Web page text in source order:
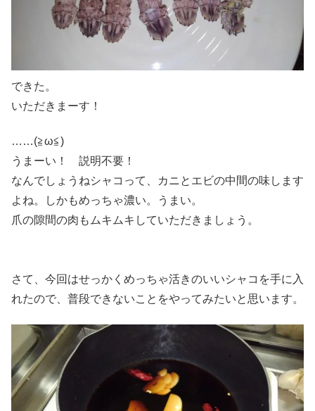
できた。
いただきまーす！
……(≧ω≦)
うまーい！ 説明不要！
なんでしょうねシャコって、カニとエビの中間の味します
よね。しかもめっちゃ濃い。うまい。
爪の隙間の肉もムキムキしていただきましょう。
さて、今回はせっかくめっちゃ活きのいいシャコを手に入
れたので、普段できないことをやってみたいと思います。